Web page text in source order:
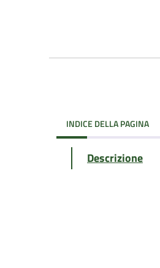
INDICE DELLA PAGINA
Descrizione